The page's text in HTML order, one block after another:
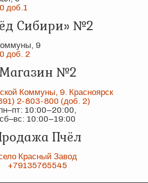
доб.1
Сибири» №2
9
доб. 2
№2
Коммуны, 9. Красноярск
2-803-800 (доб. 2)
10:00–20:00,
сб–вс: 10:00–19:00
Пчёл
Красный Завод
+79135765545